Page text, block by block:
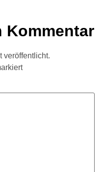
Kommentar
veröffentlicht.